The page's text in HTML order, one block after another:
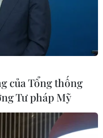
của Tổng thống
Tư pháp Mỹ